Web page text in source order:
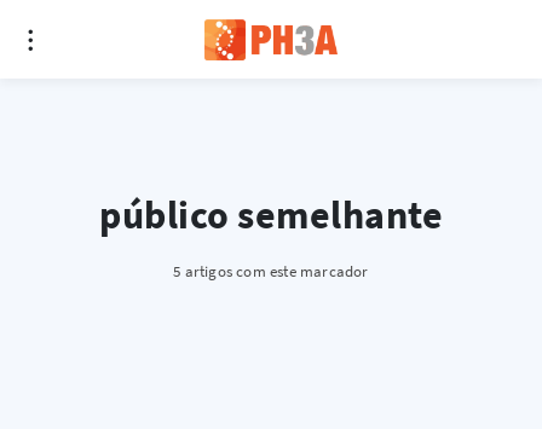
público semelhante
5 artigos com este marcador